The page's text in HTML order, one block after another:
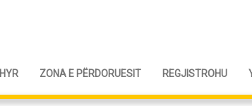
HYR ZONA E PËRDORUESIT REGJISTROHU